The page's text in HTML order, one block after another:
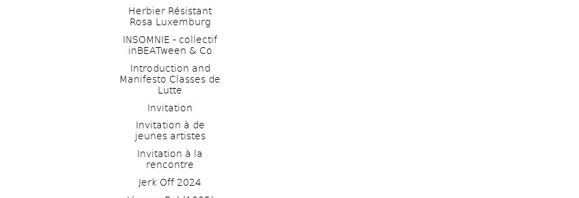
Herbier Résistant
Rosa Luxemburg
INSOMNIE - collectif
inBEATween & Co
Introduction and
Manifesto Classes de
Lutte
Invitation
Invitation à de
jeunes artistes
Invitation à la
rencontre
Jerk Off 2024